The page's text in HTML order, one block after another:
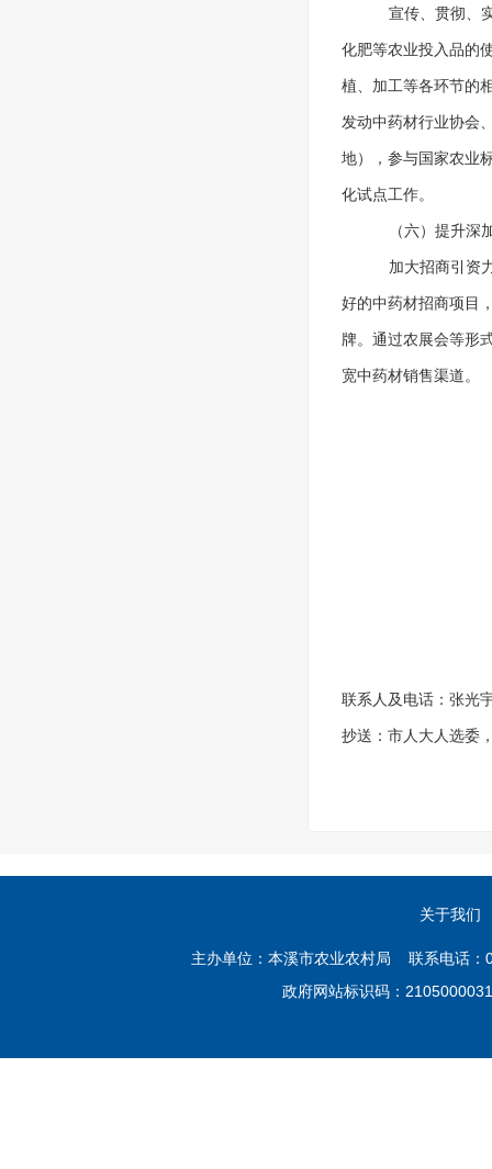
宣传、贯彻、
化肥等农业投入品的
植、加工等各环节的
发动中药材行业协会
地），参与国家农业
化试点工作。
（六）提升深
加大招商引资
好的中药材招商项目
牌。通过农展会等形
宽中药材销售渠道。
联系人及电话：张光
抄送：市人大人选委
关于我们
主办单位：本溪市农业农村局 联系电话
政府网站标识码：